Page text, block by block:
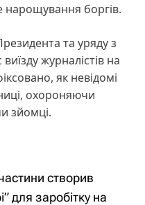
нарощування боргів.
та уряду з
журналістів на
як невідомі
охороняючи
зйомці.
створив
для заробітку на